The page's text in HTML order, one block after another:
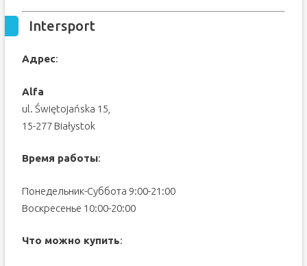
Intersport
Адрес:
Alfa
ul. Świętojańska 15,
15-277 Białystok
Время работы:
Понедельник-Суббота 9:00-21:00
Воскресенье 10:00-20:00
Что можно купить: